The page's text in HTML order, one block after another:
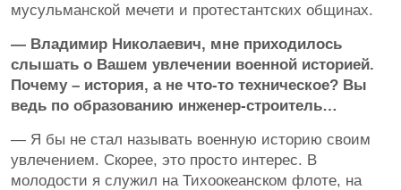
мусульманской мечети и протестантских общинах.
— Владимир Николаевич, мне приходилось
слышать о Вашем увлечении военной историей.
Почему – история, а не что-то техническое? Вы
ведь по образованию инженер-строитель…
— Я бы не стал называть военную историю своим
увлечением. Скорее, это просто интерес. В
молодости я служил на Тихоокеанском флоте, на